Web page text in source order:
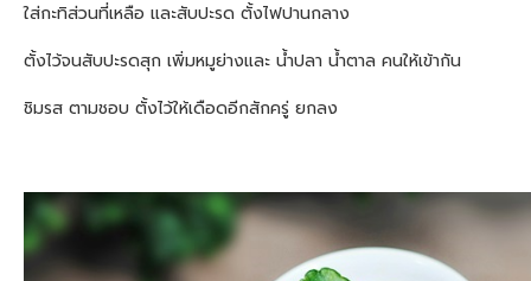
ใส่กะทิส่วนที่เหลือ และสับปะรด ตั้งไฟปานกลาง
ตั้งไว้จนสับปะรดสุก เพิ่มหมูย่างและ น้ำปลา น้ำตาล คนให้เข้ากัน
ชิมรส ตามชอบ ตั้งไว้ให้เดือดอีกสักครู่ ยกลง